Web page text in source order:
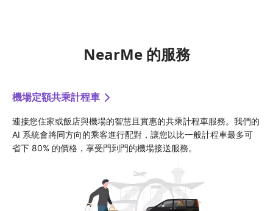
NearMe 的服務
機場定額共乘計程車
連接您住家或飯店與機場的智慧且實惠的共乘計程車服務。我們的
AI 系統會將同方向的乘客進行配對，讓您以比一般計程車最多可
省下 80% 的價格，享受門到門的機場接送服務。